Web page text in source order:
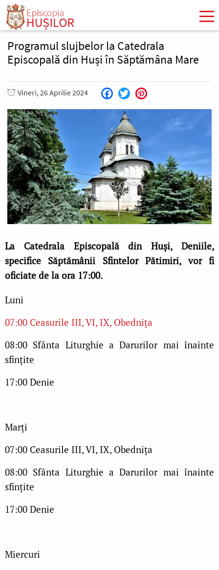
Mergi
conţinutul
principal
Programul slujbelor la Catedrala
Episcopală din Huși în Săptămâna Mare
Vineri, 26 Aprilie 2024 Facebook
Twitter
La Catedrala Episcopală din Huși, Deniile,
specifice Săptămânii Sfintelor Pătimiri, vor fi
oficiate de la ora 17:00.
Luni
07:00 Ceasurile III, VI, IX, Obednița
08:00 Sfânta Liturghie a Darurilor mai înainte
sfințite
17:00 Denie
Marți
07:00 Ceasurile III, VI, IX, Obednița
08:00 Sfânta Liturghie a Darurilor mai înainte
sfințite
17:00 Denie
Miercuri